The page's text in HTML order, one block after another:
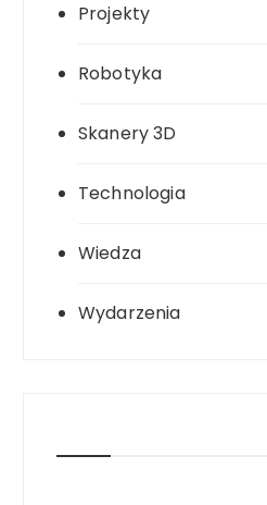
Projekty
Robotyka
Skanery 3D
Technologia
Wiedza
Wydarzenia